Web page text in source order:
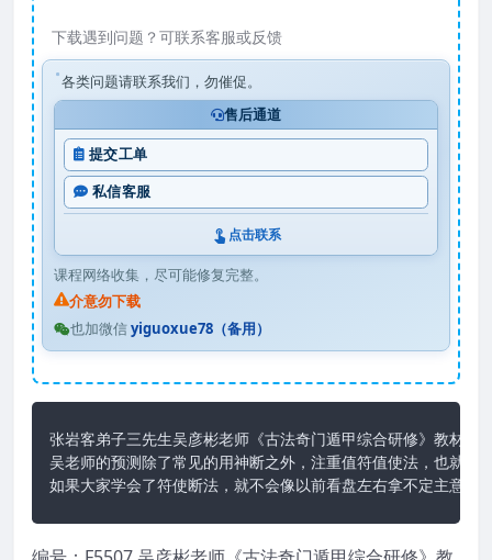
下载遇到问题？可联系客服或反馈
各类问题请联系我们，勿催促。
售后通道
提交工单
私信客服
点击联系
课程网络收集，尽可能修复完整。
介意勿下载
也加微信yiguoxue78（备用）
张岩客弟子三先生吴彦彬老师《古法奇门遁甲综合研修》教材
吴老师的预测除了常见的用神断之外，注重值符值使法，也就是
如果大家学会了符使断法，就不会像以前看盘左右拿不定主意，